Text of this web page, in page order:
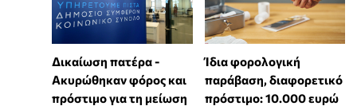
Δικαίωση πατέρα -
Ακυρώθηκαν φόρος και
πρόστιμο για τη μείωση
Ίδια φορολογική
παράβαση, διαφορετικό
πρόστιμο: 10.000 ευρώ